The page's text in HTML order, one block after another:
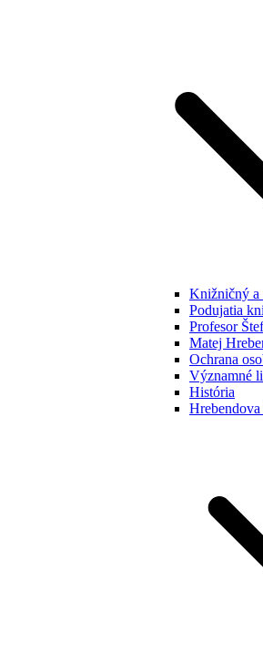
Knižničný a
Podujatia
Profesor
Matej
Ochrana
Významné
História
Hrebendova